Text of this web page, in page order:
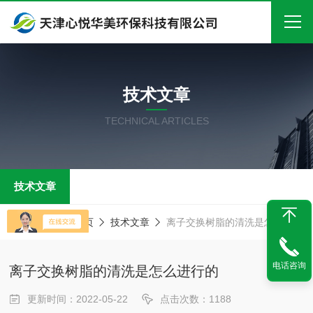
关于我们
产品中心
在线留言
技术文章
TECHNICAL ARTICLES
技术文章
当前位置：首页 技术文章 离子交换树脂的清洗是怎么进行的
离子交换树脂的清洗是怎么进行的
更新时间：2022-05-22 点击次数：1188
电话咨询